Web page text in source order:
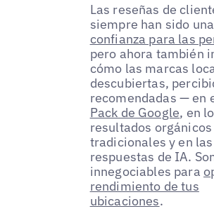
Las reseñas de
siempre han sido una
confianza para las
pero ahora también
cómo las marcas
descubiertas,
recomendadas — en
Pack de Google, en
resultados orgánicos
tradicionales y en las
respuestas de IA.
innegociables para
rendimiento de tus
ubicaciones.